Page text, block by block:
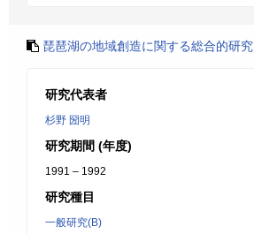
琵琶湖の地域創造に関する総合的研究
研究代表者
杉野 圀明
研究期間 (年度)
1991 – 1992
研究種目
一般研究(B)